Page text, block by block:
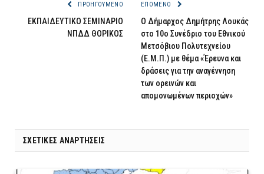
ΠΡΟΗΓΟΎΜΕΝΟ
ΕΚΠΑΙΔΕΥΤΙΚΟ ΣΕΜΙΝΑΡΙΟ
ΝΠΔΔ ΘΟΡΙΚΟΣ
ΕΠΌΜΕΝΟ
Ο Δήμαρχος Δημήτρης Λουκάς
στο 10ο Συνέδριο του Εθνικού
Μετσόβιου Πολυτεχνείου
(Ε.Μ.Π.) με θέμα «Έρευνα και
δράσεις για την αναγέννηση
των ορεινών και
απομονωμένων περιοχών»
ΣΧΕΤΙΚΈΣ ΑΝΑΡΤΉΣΕΙΣ